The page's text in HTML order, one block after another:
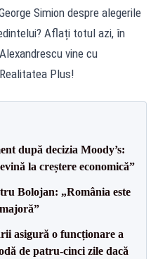
Simion despre alegerile
Aflați totul azi, în
vine cu
Plus!
după decizia Moody’s:
la creștere economică”
Bolojan: „România este
asigură o funcționare a
de patru-cinci zile dacă